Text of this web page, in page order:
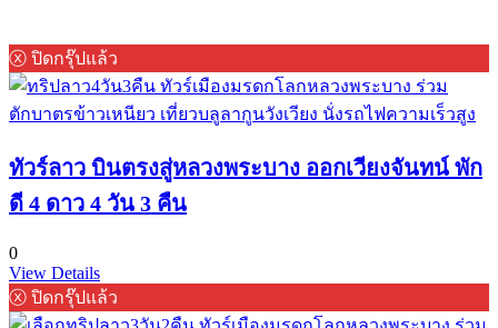
ⓧ ปิดกรุ๊ปแล้ว
ทัวร์ลาว บินตรงสู่หลวงพระบาง ออกเวียงจันทน์ พัก
ดี 4 ดาว 4 วัน 3 คืน
0
View Details
ⓧ ปิดกรุ๊ปแล้ว